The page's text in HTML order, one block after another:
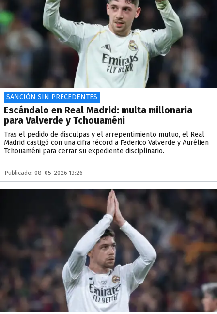
SANCIÓN SIN PRECEDENTES
Escándalo en Real Madrid: multa millonaria
para Valverde y Tchouaméni
Tras el pedido de disculpas y el arrepentimiento mutuo, el Real
Madrid castigó con una cifra récord a Federico Valverde y Aurélien
Tchouaméni para cerrar su expediente disciplinario.
Publicado: 08-05-2026 13:26